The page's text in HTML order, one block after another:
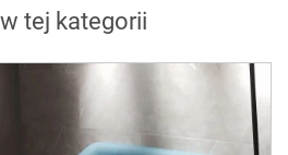
tej kategorii